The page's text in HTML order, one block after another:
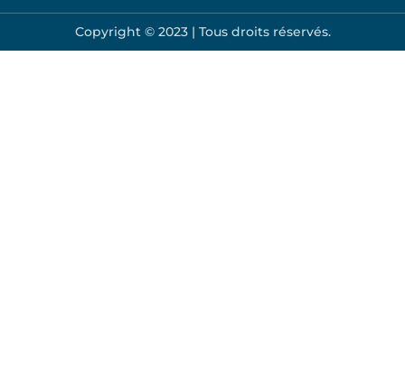
Copyright © 2023 | Tous droits réservés.